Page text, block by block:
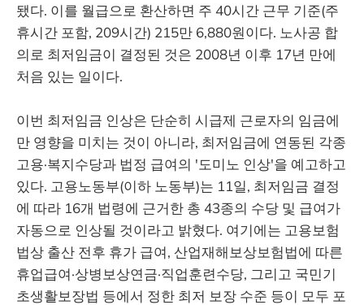
됐다. 이를 월급으로 환산하면 주 40시간 근무 기준(주
휴시간 포함, 209시간) 215만 6,880원이다. 노사공 합
의로 최저임금이 결정된 것은 2008년 이후 17년 만에
처음 있는 일이다.
이번 최저임금 인상은 단순히 시급제 근로자의 임금에
만 영향을 미치는 것이 아니라, 최저임금에 연동된 각종
고용·복지수당과 법정 급여의 '도미노 인상'을 예고하고
있다. 고용노동부(이하 노동부)는 11일, 최저임금 결정
에 따라 16개 법령에 근거한 총 43종의 수당 및 급여가
자동으로 인상될 것이라고 밝혔다. 여기에는 고용보험
법상 출산 전후 휴가 급여, 산업재해보상보험법에 따른
휴업급여·상병보상연금·직업훈련수당, 그리고 국민기
초생활보장법 등에서 정한 최저 보장 수준 등이 모두 포